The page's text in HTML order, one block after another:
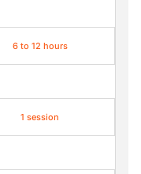
6 to 12 hours
1 session